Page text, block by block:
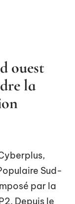
ouest
la
Sud-
par la
Depuis le